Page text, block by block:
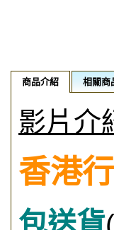
商品介紹 相關商
影片介
香港